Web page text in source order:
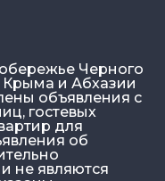
Черного
Крыма и Абхазии
объявления с
гостевых
для
об
не являются